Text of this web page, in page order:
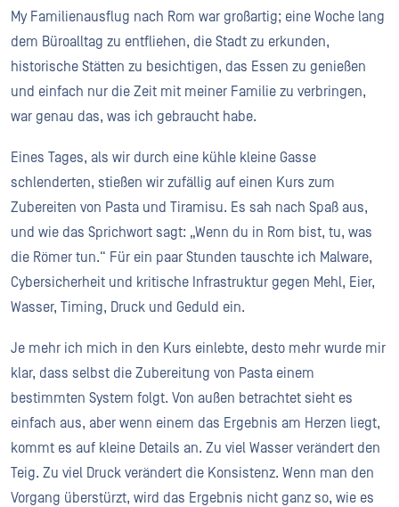
My Familienausflug nach Rom war großartig; eine Woche lang
dem Büroalltag zu entfliehen, die Stadt zu erkunden,
historische Stätten zu besichtigen, das Essen zu genießen
und einfach nur die Zeit mit meiner Familie zu verbringen,
war genau das, was ich gebraucht habe.
Eines Tages, als wir durch eine kühle kleine Gasse
schlenderten, stießen wir zufällig auf einen Kurs zum
Zubereiten von Pasta und Tiramisu. Es sah nach Spaß aus,
und wie das Sprichwort sagt: „Wenn du in Rom bist, tu, was
die Römer tun.“ Für ein paar Stunden tauschte ich Malware,
Cybersicherheit und kritische Infrastruktur gegen Mehl, Eier,
Wasser, Timing, Druck und Geduld ein.
Je mehr ich mich in den Kurs einlebte, desto mehr wurde mir
klar, dass selbst die Zubereitung von Pasta einem
bestimmten System folgt. Von außen betrachtet sieht es
einfach aus, aber wenn einem das Ergebnis am Herzen liegt,
kommt es auf kleine Details an. Zu viel Wasser verändert den
Teig. Zu viel Druck verändert die Konsistenz. Wenn man den
Vorgang überstürzt, wird das Ergebnis nicht ganz so, wie es